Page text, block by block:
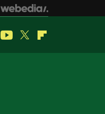
InstagramYoutube
Twitter